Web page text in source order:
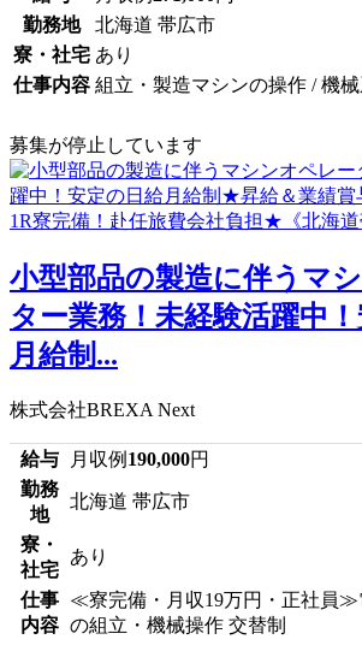
勤務地
北海道 帯広市
寮・社宅 あり
仕事内容 組立・製造マシンの操作 / 機械
募集が停止しています
小型部品の製造に伴うマ
ター業務！未経験活躍中
月給制...
株式会社BREXA Next
給与 月収例 190,000円
勤務
地
北海道 帯広市
寮・
社宅
あり
仕事
内容
≪寮完備・月収19万円・正社員≫
の組立・機械操作 交替制